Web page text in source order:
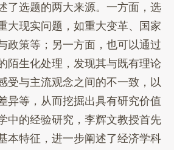
了选题的两大来源。一方面，选
大现实问题，如重大变革、国家
政策等；另一方面，也可以通过
陌生化处理，发现其与既有理论
受与主流观念之间的不一致，以
异等，从而挖掘出具有研究价值
中的经验研究，李辉文教授首先
本特征，进一步阐述了经济学科